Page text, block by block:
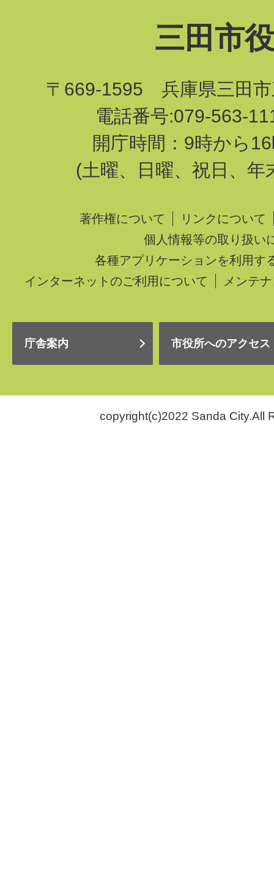
三田市
〒669-1595 兵庫県三田市
電話番号:079-563-
開庁時間：9時から
(土曜、日曜、祝日、年
著作権について
リンクについて
個人情報等の取り扱い
各種アプリケーションを利用す
インターネットのご利用について
メンテ
庁舎案内 市役所へのアクセス
copyright(c)2022 Sanda City.All